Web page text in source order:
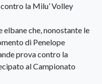
la Milu’ Volley
che, nonostante le
di Penelope
prova contro la
al Campionato